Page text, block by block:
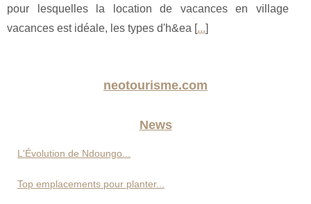
pour lesquelles la location de vacances en village
vacances est idéale, les types d'h&ea [...]
neotourisme.com
News
L'Évolution de Ndoungo...
Top emplacements pour planter...